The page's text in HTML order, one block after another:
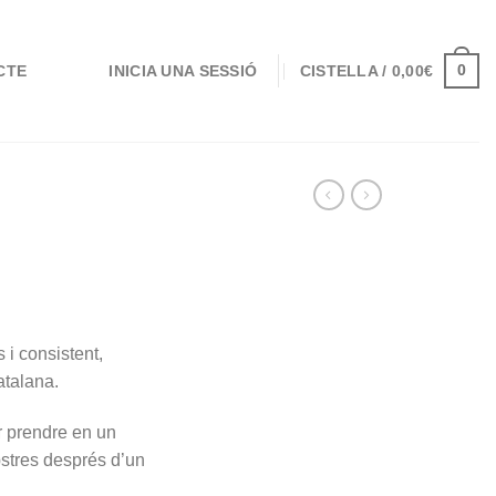
INICIA UNA SESSIÓ CISTELLA / 0,00€ 0
i consistent,
prendre en un
després d’un